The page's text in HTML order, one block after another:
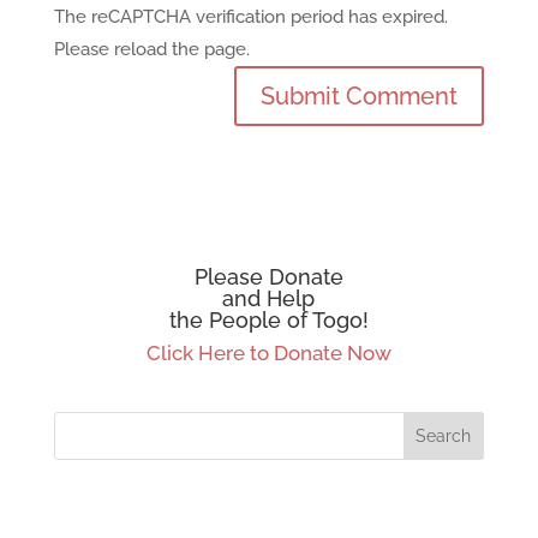
The reCAPTCHA verification period has expired.
Please reload the page.
Please Donate
and Help
the People of Togo!
Click Here to Donate Now